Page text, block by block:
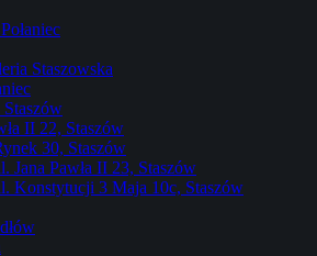
Staszowska
II 22, Staszów
30, Staszów
Jana Pawła II 23, Staszów
Konstytucji 3 Maja 10c, Staszów